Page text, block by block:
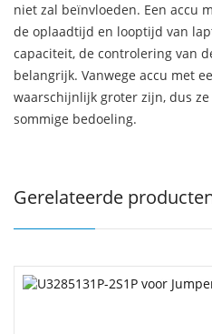
niet zal beïnvloeden. Een accu
de oplaadtijd en looptijd van
capaciteit, de controlering van
belangrijk. Vanwege accu met
waarschijnlijk groter zijn, dus
sommige bedoeling.
Gerelateerde